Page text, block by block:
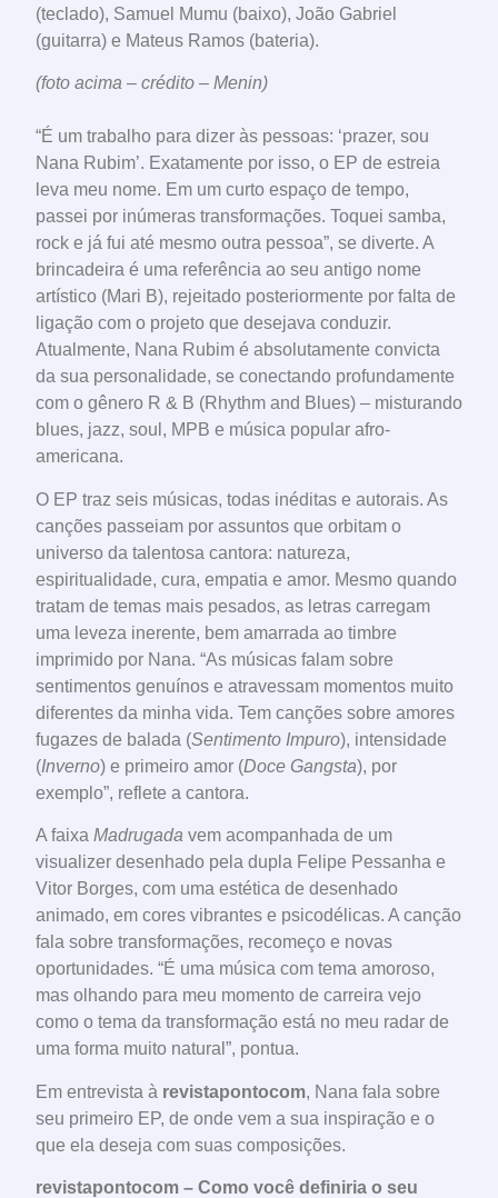
(teclado), Samuel Mumu (baixo), João Gabriel
(guitarra) e Mateus Ramos (bateria).
(foto acima – crédito – Menin)
“É um trabalho para dizer às pessoas: ‘prazer, sou
Nana Rubim’. Exatamente por isso, o EP de estreia
leva meu nome. Em um curto espaço de tempo,
passei por inúmeras transformações. Toquei samba,
rock e já fui até mesmo outra pessoa”, se diverte. A
brincadeira é uma referência ao seu antigo nome
artístico (Mari B), rejeitado posteriormente por falta de
ligação com o projeto que desejava conduzir.
Atualmente, Nana Rubim é absolutamente convicta
da sua personalidade, se conectando profundamente
com o gênero R & B (Rhythm and Blues) – misturando
blues, jazz, soul, MPB e música popular afro-
americana.
O EP traz seis músicas, todas inéditas e autorais. As
canções passeiam por assuntos que orbitam o
universo da talentosa cantora: natureza,
espiritualidade, cura, empatia e amor. Mesmo quando
tratam de temas mais pesados, as letras carregam
uma leveza inerente, bem amarrada ao timbre
imprimido por Nana. “As músicas falam sobre
sentimentos genuínos e atravessam momentos muito
diferentes da minha vida. Tem canções sobre amores
fugazes de balada (Sentimento Impuro), intensidade
(Inverno) e primeiro amor (Doce Gangsta), por
exemplo”, reflete a cantora.
A faixa Madrugada vem acompanhada de um
visualizer desenhado pela dupla Felipe Pessanha e
Vitor Borges, com uma estética de desenhado
animado, em cores vibrantes e psicodélicas. A canção
fala sobre transformações, recomeço e novas
oportunidades. “É uma música com tema amoroso,
mas olhando para meu momento de carreira vejo
como o tema da transformação está no meu radar de
uma forma muito natural”, pontua.
Em entrevista à revistapontocom, Nana fala sobre
seu primeiro EP, de onde vem a sua inspiração e o
que ela deseja com suas composições.
revistapontocom – Como você definiria o seu